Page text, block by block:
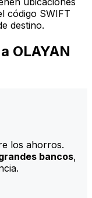
código SWIFT
destino.
OLAYAN
los ahorros.
bancos,